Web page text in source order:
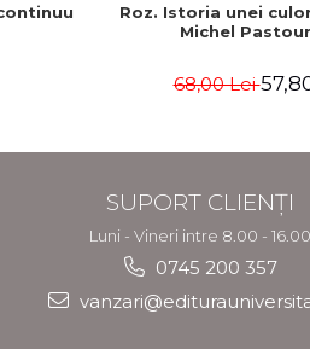
Roz. Istoria unei
Michel
68,00 Lei
SUPORT CLIENȚI
Luni - Vineri intre 8.00 - 16.00
0745 200 357